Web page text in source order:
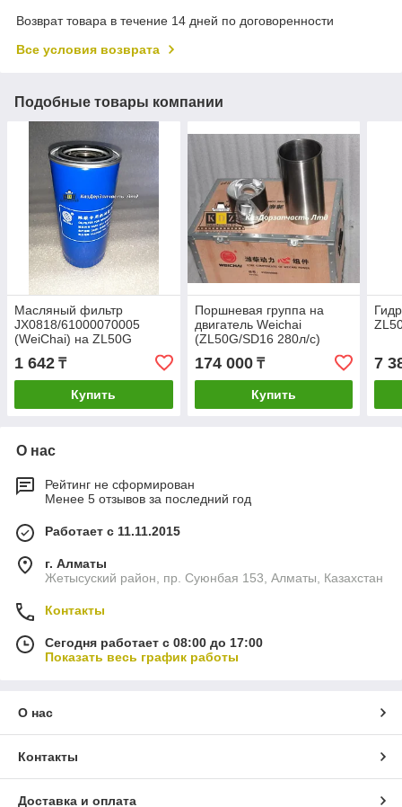
Возврат товара в течение 14 дней по договоренности
Все условия возврата
Подобные товары компании
Масляный фильтр
JX0818/61000070005
(WeiChai) на ZL50G
1 642 ₸
Купить
Поршневая группа на
двигатель Weichai
(ZL50G/SD16 280л/с)
WD615E2 0010 зеленый
174 000₸
Купить
7
О нас
Рейтинг не сформирован
Менее 5 отзывов за последний год
Работает с 11.11.2015
г. Алматы
Жетысуский район, пр. Суюнбая 153, Алматы, Казахстан
Контакты
Сегодня работает с 08:00 до 17:00
Показать весь график работы
О нас
Контакты
Доставка и оплата